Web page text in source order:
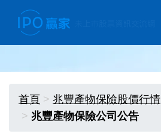
首頁
兆豐產物保險股價行情
兆豐產物保險公司公告